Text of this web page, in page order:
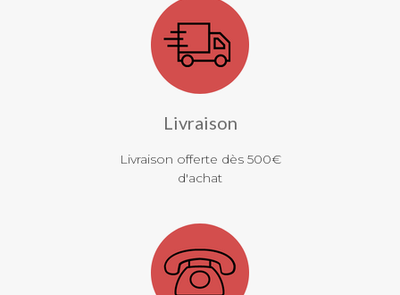
Livraison
Livraison offerte dès 500€
d'achat